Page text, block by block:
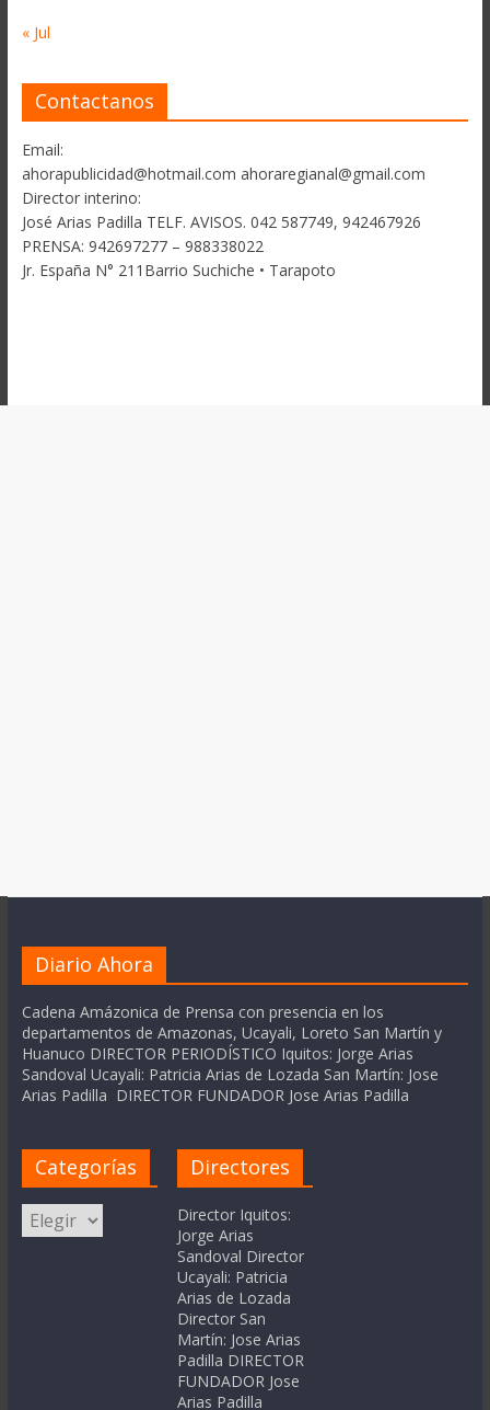
« Jul
Contactanos
Email:
ahorapublicidad@hotmail.com ahoraregianal@gmail.com
Director interino:
José Arias Padilla TELF. AVISOS. 042 587749, 942467926
PRENSA: 942697277 – 988338022
Jr. España N° 211Barrio Suchiche • Tarapoto
Diario Ahora
Cadena Amázonica de Prensa con presencia en los
departamentos de Amazonas, Ucayali, Loreto San Martín y
Huanuco DIRECTOR PERIODÍSTICO Iquitos: Jorge Arias
Sandoval Ucayali: Patricia Arias de Lozada San Martín: Jose
Arias Padilla DIRECTOR FUNDADOR Jose Arias Padilla
Categorías
Categorías
Directores
Director Iquitos:
Jorge Arias
Sandoval Director
Ucayali: Patricia
Arias de Lozada
Director San
Martín: Jose Arias
Padilla DIRECTOR
FUNDADOR Jose
Arias Padilla